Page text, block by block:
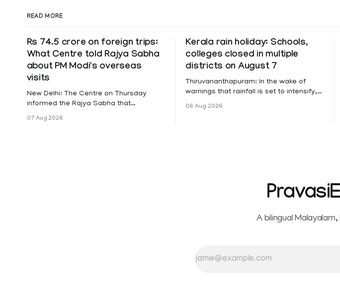
READ MORE
Rs 74.5 crore on foreign trips:
What Centre told Rajya Sabha
about PM Modi's overseas
visits
New Delhi: The Centre on Thursday
informed the Rajya Sabha that
expenditure on Prime Minister Narendra
Modi's foreign visits has crossed ₹74.5
07 Aug 2026
Kerala rain holiday: Schools,
colleges closed in multiple
districts on August 7
Thiruvananthapuram: In the wake of
warnings that rainfall is set to intensify,
a holiday has been declared on
Friday for educational institutions across
06 Aug 2026
A bilingual